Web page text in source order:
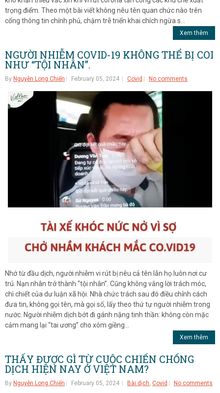
trọng điểm. Theo một bài viết không nêu tên quan chức nào trên
cổng thông tin chính phủ, chậm trễ triển khai chích ngừa s...
Xem thêm
NGƯỜI NHIỄM COVID-19 KHÔNG THỂ BỊ COI
NHƯ “TỘI NHÂN”.
By Nguyễn Long Chiến February 05, 2024 Covid No comments
Nhớ từ đầu dịch, người nhiễm vi rút bị nêu cả tên lẫn họ luôn nơi cư
trú. Nạn nhân trở thành “tội nhân”. Cũng không vắng lời trách móc,
chì chiết của dư luận xã hội. Nhà chức trách sau đó điều chỉnh cách
đưa tin, không gọi tên, mà gọi số, lấy theo thứ tự người nhiễm trong
nước. Người nhiễm dịch bớt đi gánh nặng tinh thần: không còn mặc
cảm mang lại “tai ương” cho xóm giềng...
Xem thêm
THẤY ĐƯỢC GÌ TỪ CUỘC CHIẾN CHỐNG
DỊCH HIỆN NAY Ở VIỆT NAM?
By Nguyễn Long Chiến February 05, 2024 Bài dịch, Covid No comments